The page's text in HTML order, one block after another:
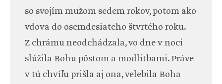
so svojím mužom sedem rokov, potom ako
vdova do osemdesiateho štvrtého roku.
Z chrámu neodchádzala, vo dne v noci
slúžila Bohu pôstom a modlitbami. Práve
v tú chvíľu prišla aj ona, velebila Boha